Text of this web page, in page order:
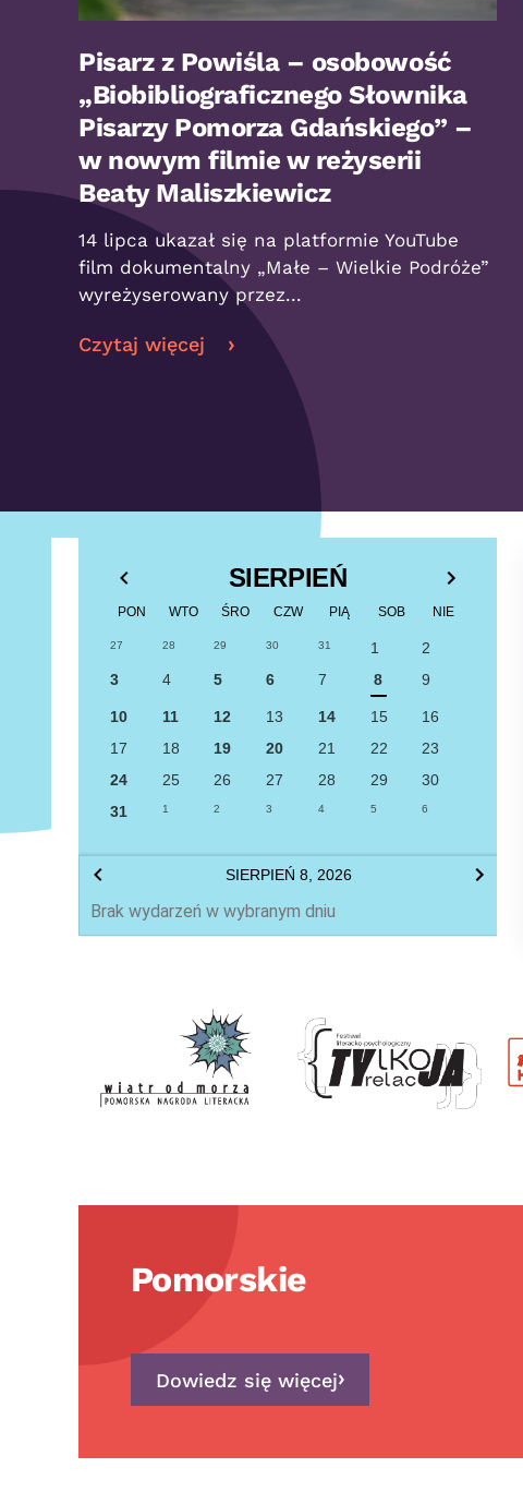
Pisarz z Powiśla – osobowość
„Biobibliograficznego Słownika
Pisarzy Pomorza Gdańskiego” –
w nowym filmie w reżyserii
Beaty Maliszkiewicz
14 lipca ukazał się na platformie YouTube
film dokumentalny „Małe – Wielkie Podróże”
wyreżyserowany przez...
Czytaj więcej
SIERPIEŃ
PON WTO ŚRO CZW PIĄ SOB NIE
27 28 29 30 31 1
2
3
4 5 6 7 8 9
10 11 12 13 14 15
16
17
18 19 20 21 22
23
24
25 26 27 28 29
30
31
1 2 3 4 5 6
SIERPIEŃ 8, 2026
Brak wydarzeń w wybranym dniu
Pomorskie
Dowiedz się więcej